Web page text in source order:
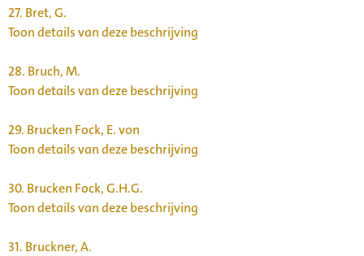
27. Bret, G.
Toon details van deze beschrijving
28. Bruch, M.
Toon details van deze beschrijving
29. Brucken Fock, E. von
Toon details van deze beschrijving
30. Brucken Fock, G.H.G.
Toon details van deze beschrijving
31. Bruckner, A.